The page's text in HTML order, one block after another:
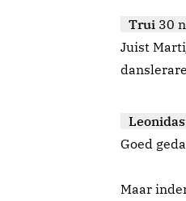
Trui 30
Juist
Goed
Maar